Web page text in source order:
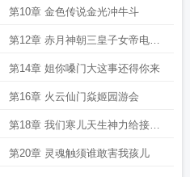
感
第10章 金色传说金光冲牛斗
第12章 赤月神朝三皇子女帝电麻
了
第14章 姐你嗓门大这事还得你来
第16章 火云仙门焱姬园游会
第18章 我们寒儿天生神力给接接
地气
第20章 灵魂触须谁敢害我孩儿